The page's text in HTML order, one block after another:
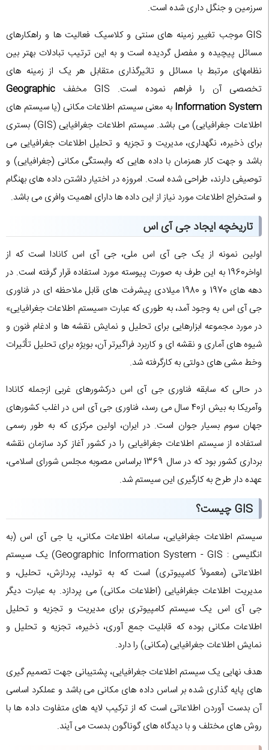
سرزمین و جنگل داری شده است.
GIS موجب تغییر زمینه های سنتی و کلاسیک فعالیت ها و راهکارهای
مسائل پیچیده و مفصل گردیده است و به این ترتیب تبادلات بهتر بین
نظامهای مرتبط با مسائل و تاثیرگذاری متقابل هر یک از زمینه های
تخصصی آن را فراهم نموده است. GIS مخفف
Geographic
Information Systemبه معنی سیستم اطلاعات مکانی (یا سیستم های
اطلاعات جغرافیایی) می باشد. سیستم اطلاعات جغرافیایی (GIS) بستری
برای ذخیره، نگهداری، مدیریت و تجزیه و تحلیل اطلاعات جغرافیایی می
باشد و جهت کار همزمان با داده هایی که وابستگی مکانی (جغرافیایی) و
توصیفی دارند، طراحی شده است. امروزه در اختیار داشتن داده های بهنگام
و استخراج اطلاعات مورد نیاز از این داده ها دارای اهمیت وافری می ‏‏‏باشد.
تاریخچه ایجاد جی آی اس
اولین نمونه از یک جی آی اس ملی، جی آی اس کانادا است که از
اواخر1960 به این طرف به صورت پیوسته مورد استفاده قرار گرفته است. در
دهه های 1970 و 1980 میلادی پیشرفت های قابل ملاحظه ای در فناوری
جی آی اس به وجود آمد، به طوری که عبارت «سیستم اطلاعات جغرافیایی»
در مورد مجموعه ابزارهایی برای تحلیل و نمایش نقشه ها و ادغام فنون و
شیوه های آماری و نقشه ای و کاربرد فراگیرتر آن، بویژه برای تحلیل تأثیرات
وخط مشی های دولتی به کارگرفته شد.
در حالی که سابقه فناوری جی آی اس درکشورهای غربی ازجمله کانادا
وآمریکا به بیش از40 سال می رسد، فناوری جی آی اس در اغلب کشورهای
جهان سوم بسیار جوان است. در ایران، اولین مرکزی که به طور رسمی
استفاده از سیستم اطلاعات جغرافیایی را در کشور آغاز کرد سازمان نقشه
برداری کشور بود که در سال 1369 براساس مصوبه مجلس شورای اسلامی،
عهده دار طرح به کارگیری این سیستم شد.
GIS چیست؟
سیستم اطلاعات جغرافیایی، سامانه اطلاعات مکانی، یا جی آی اس (به
انگلیسی : Geographic Information System - GIS) یک سیستم
اطلاعاتی (معمولاً کامپیوتری) است که به تولید، پردازش، تحلیل، و
مدیریت اطلاعات جغرافیایی (اطلاعات مکانی) می پردازد. به عبارت دیگر
جی آی اس یک سیستم کامپیوتری برای مدیریت و تجزیه و تحلیل
اطلاعات مکانی بوده که قابلیت جمع آوری، ذخیره، تجزیه و تحلیل و
نمایش اطلاعات جغرافیایی (مکانی) را دارد.
هدف نهایی یک سیستم اطلاعات جغرافیایی، پشتیبانی جهت تصمیم گیری
های پایه گذاری شده بر اساس داده های مکانی می باشد و عملکرد اساسی
آن بدست آوردن اطلاعاتی است که از ترکیب لایه های متفاوت داده ها با
روش های مختلف و با دیدگاه های گوناگون بدست می آیند.